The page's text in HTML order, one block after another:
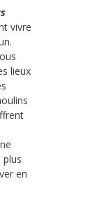
vivre
lieux
plus
en